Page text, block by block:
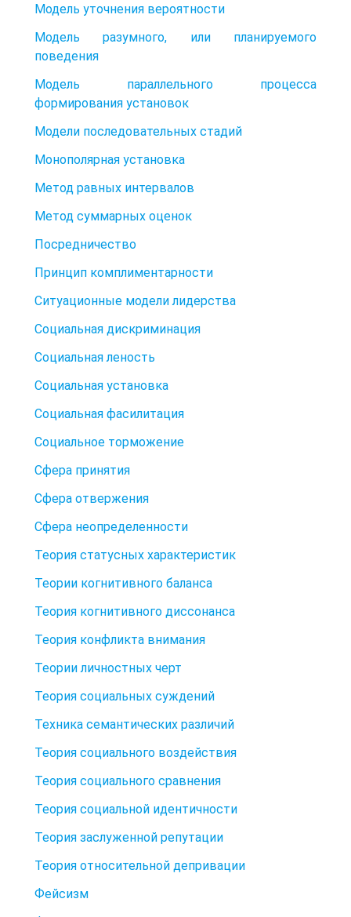
Модель уточнения вероятности
Модель разумного, или планируемого
поведения
Модель параллельного процесса
формирования установок
Модели последовательных стадий
Монополярная установка
Метод равных интервалов
Метод суммарных оценок
Посредничество
Принцип комплиментарности
Ситуационные модели лидерства
Социальная дискриминация
Социальная леность
Социальная установка
Социальная фасилитация
Социальное торможение
Сфера принятия
Сфера отвержения
Сфера неопределенности
Теория статусных характеристик
Теории когнитивного баланса
Теория когнитивного диссонанса
Теория конфликта внимания
Теории личностных черт
Теория социальных суждений
Техника семантических различий
Теория социального воздействия
Теория социального сравнения
Теория социальной идентичности
Теория заслуженной репутации
Теория относительной депривации
Фейсизм